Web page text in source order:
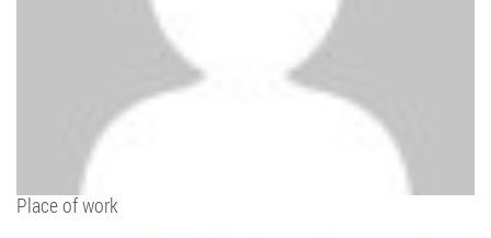
Place of work